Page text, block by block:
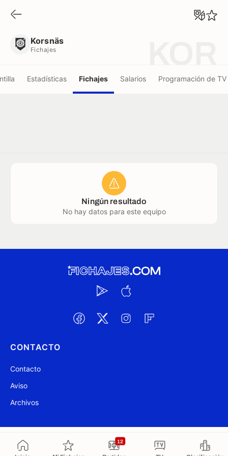
12
Korsnäs
Fichajes
Estadísticas Fichajes Salarios Programación de TV
Ningún resultado
No hay datos para este equipo
CONTACTO
Contacto
Aviso
Archivos